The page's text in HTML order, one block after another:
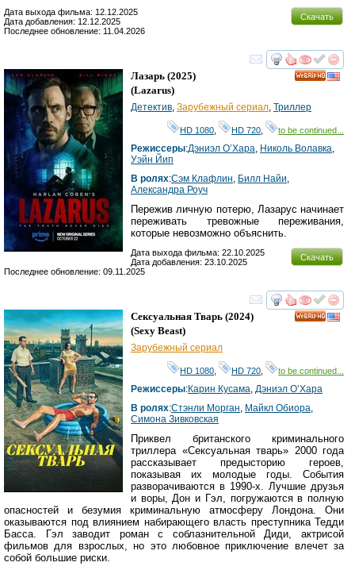
Скачать
Дата выхода фильма: 12.12.2025
Дата добавления: 12.12.2025
Последнее обновление: 11.04.2026
смотреть
Лазарь (2025)
(Lazarus)
Детектив, Зарубежный сериал, Триллер
HD 1080, HD 720, to be continued...
Режиссеры:Дэниэл О’Хара, Николь Волавка,
Уэйн Йип
В ролях:Сэм Клафлин, Билл Найи,
Александра Роуч
Пережив личную потерю, Лазарус начинает
переживать тревожные переживания,
которые невозможно объяснить.
Скачать
Дата выхода фильма: 22.10.2025
Дата добавления: 23.10.2025
Последнее обновление: 09.11.2025
смотреть
Сексуальная Тварь (2024)
(Sexy Beast)
Зарубежный сериал
HD 1080 HD 720 to be continued...
Режиссеры:Карин Кусама, Дэниэл О’Хара
В ролях:Стэнли Морган, Майкл Обиора,
Симона Зивковская
Приквел британского криминального
триллера «Сексуальная тварь» 2000 года
рассказывает предысторию героев,
показывая их молодые годы. События
разворачиваются в 1990-х. Лучшие друзья
и воры, Дон и Гэл, погружаются в полную
опасностей и безумия криминальную атмосферу Лондона. Они
оказываются под влиянием набирающего власть преступника Тедди
Басса. Гэл заводит роман с соблазнительной Диди, актрисой
фильмов для взрослых, но это любовное приключение влечет за
собой большие риски.